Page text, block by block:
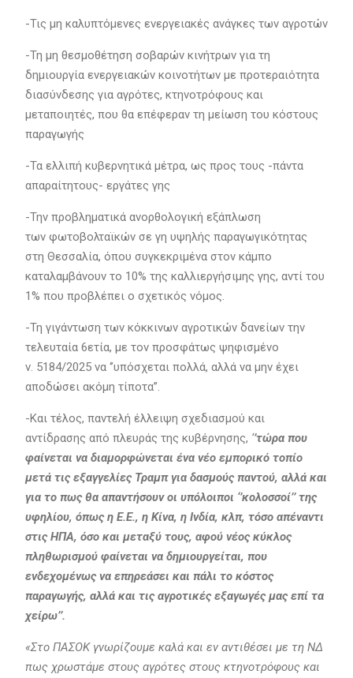
-Τις μη καλυπτόμενες ενεργειακές ανάγκες των αγροτών
-Τη μη θεσμοθέτηση σοβαρών κινήτρων για τη
δημιουργία ενεργειακών κοινοτήτων με προτεραιότητα
διασύνδεσης για αγρότες, κτηνοτρόφους και
μεταποιητές, που θα επέφεραν τη μείωση του κόστους
παραγωγής
-Τα ελλιπή κυβερνητικά μέτρα, ως προς τους -πάντα
απαραίτητους- εργάτες γης
-Την προβληματικά ανορθολογική εξάπλωση
των φωτοβολταϊκών σε γη υψηλής παραγωγικότητας
στη Θεσσαλία, όπου συγκεκριμένα στον κάμπο
καταλαμβάνουν το 10% της καλλιεργήσιμης γης, αντί του
1% που προβλέπει ο σχετικός νόμος.
-Τη γιγάντωση των κόκκινων αγροτικών δανείων την
τελευταία 6ετία, με τον προσφάτως ψηφισμένο
ν. 5184/2025 να ‘’υπόσχεται πολλά, αλλά να μην έχει
αποδώσει ακόμη τίποτα’’.
-Και τέλος, παντελή έλλειψη σχεδιασμού και
αντίδρασης από πλευράς της κυβέρνησης, ‘’τώρα που
φαίνεται να διαμορφώνεται ένα νέο εμπορικό τοπίο
μετά τις εξαγγελίες Τραμπ για δασμούς παντού, αλλά και
για το πως θα απαντήσουν οι υπόλοιποι ‘’κολοσσοί’’ της
υφηλίου, όπως η Ε.Ε., η Κίνα, η Ινδία, κλπ, τόσο απέναντι
στις ΗΠΑ, όσο και μεταξύ τους, αφού νέος κύκλος
πληθωρισμού φαίνεται να δημιουργείται, που
ενδεχομένως να επηρεάσει και πάλι το κόστος
παραγωγής, αλλά και τις αγροτικές εξαγωγές μας επί τα
χείρω’’.
«Στο ΠΑΣΟΚ γνωρίζουμε καλά και εν αντιθέσει με τη ΝΔ
πως χρωστάμε στους αγρότες στους κτηνοτρόφους και